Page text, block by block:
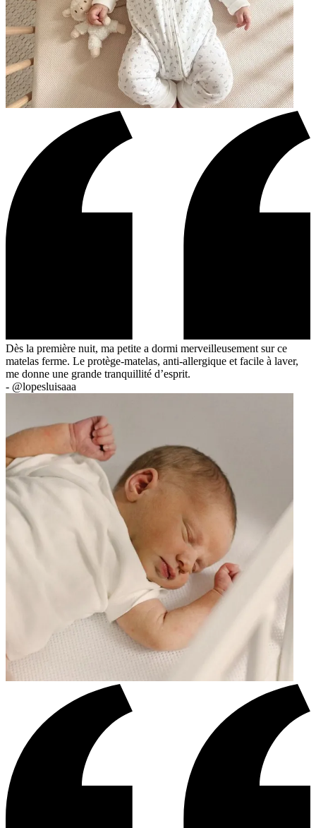
Dès la première nuit, ma petite a dormi merveilleusement sur ce
matelas ferme. Le protège-matelas, anti-allergique et facile à laver,
me donne une grande tranquillité d’esprit.
- @lopesluisaaa